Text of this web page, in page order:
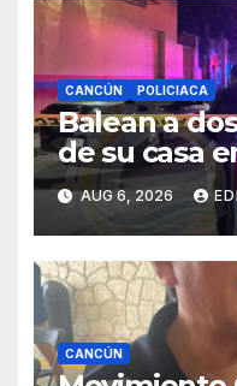
CANCÚN POLICIACA
Balean a
de su casa
AUG 6, 2026
CANCÚN